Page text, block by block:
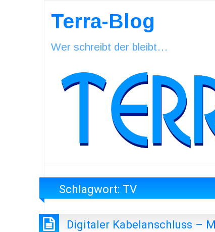
Terra-Blog
Wer schreibt der bleibt…
Schlagwort: TV
Digitaler Kabelanschluss –